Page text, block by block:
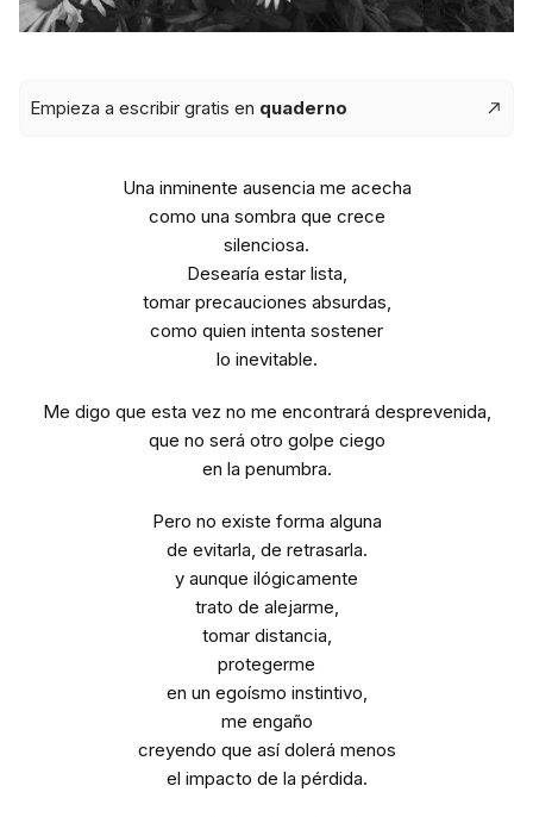
Empieza a escribir gratis en quaderno
Una inminente ausencia me acecha
como una sombra que crece
silenciosa.
Desearía estar lista,
tomar precauciones absurdas,
como quien intenta sostener
lo inevitable.
Me digo que esta vez no me encontrará desprevenida,
que no será otro golpe ciego
en la penumbra.
Pero no existe forma alguna
de evitarla, de retrasarla.
y aunque ilógicamente
trato de alejarme,
tomar distancia,
protegerme
en un egoísmo instintivo,
me engaño
creyendo que así dolerá menos
el impacto de la pérdida.